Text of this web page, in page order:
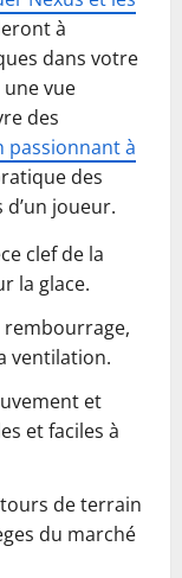
à
dans votre
vue
des
passionnant à
des
joueur.
clef de la
la glace.
rembourrage,
ventilation.
et
et faciles à
de terrain
du marché